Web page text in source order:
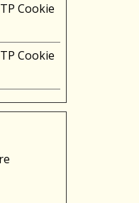
Cookie
Cookie